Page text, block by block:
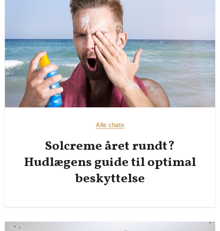
Alle chats
Solcreme året rundt?
Hudlægens guide til optimal
beskyttelse